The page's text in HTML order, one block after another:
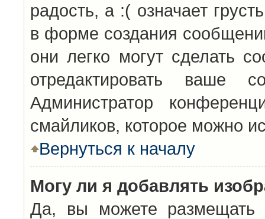
радость, а :( означает
в форме создания
они легко могут сделать
отредактировать ваше
Администратор
смайликов, которое можно
Вернуться к началу
Могу ли я добавлять
Да, вы можете размещать